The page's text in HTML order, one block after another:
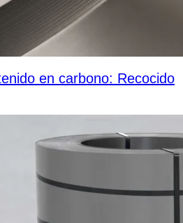
en carbono: Recocido